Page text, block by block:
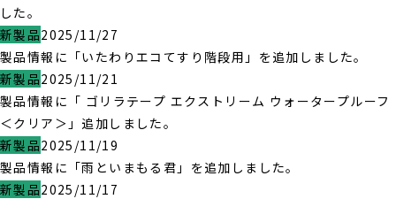
した。
新製品2025/11/27
製品情報に「いたわりエコてすり階段用」を追加しました。
新製品2025/11/21
製品情報に「 ゴリラテープ エクストリーム ウォータープルーフ
＜クリア＞」追加しました。
新製品2025/11/19
製品情報に「雨といまもる君」を追加しました。
新製品2025/11/17